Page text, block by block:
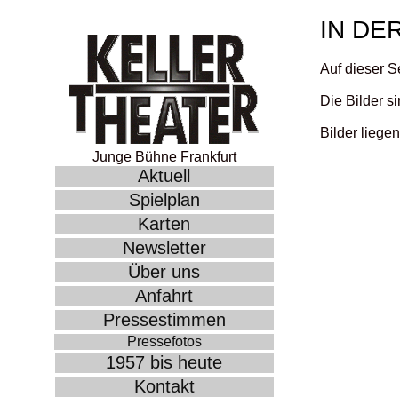
Junge Bühne Frankfurt
Aktuell
Spielplan
Karten
Newsletter
Über uns
Anfahrt
Pressestimmen
Pressefotos
1957 bis heute
Kontakt
IN
Auf dieser
Die Bilder
Bilder